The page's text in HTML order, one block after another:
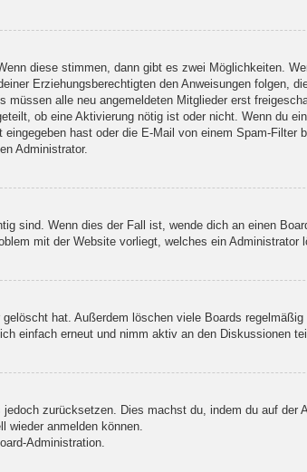
diese stimmen, dann gibt es zwei Möglichkeiten.
Erziehungsberechtigten den Anweisungen folgen,
alle neu angemeldeten Mitglieder erst
ob eine Aktivierung nötig ist oder nicht. Wenn du
hast oder die E-Mail von einem Spam-Filter
Administrator.
sind. Wenn dies der Fall ist, wende dich an einen
mit der Website vorliegt, welches ein Administrator
hat. Außerdem löschen viele Boards regelmäßig
einfach erneut und nimm aktiv an den Diskussionen
zurücksetzen. Dies machst du, indem du auf der
wieder anmelden können.
Administration.